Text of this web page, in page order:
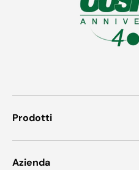
Prodotti
Azienda